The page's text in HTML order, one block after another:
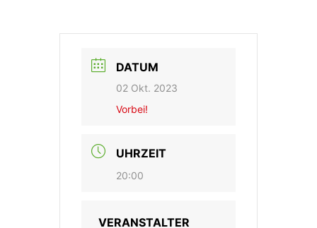
DATUM
02 Okt. 2023
Vorbei!
UHRZEIT
20:00
VERANSTALTER